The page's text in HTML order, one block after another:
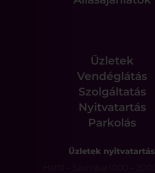
Üzletek
Vendéglátás
Szolgáltatás
Nyitvatartás
Parkolás
Üzletek nyitvatartás
Hétfő – Szombat